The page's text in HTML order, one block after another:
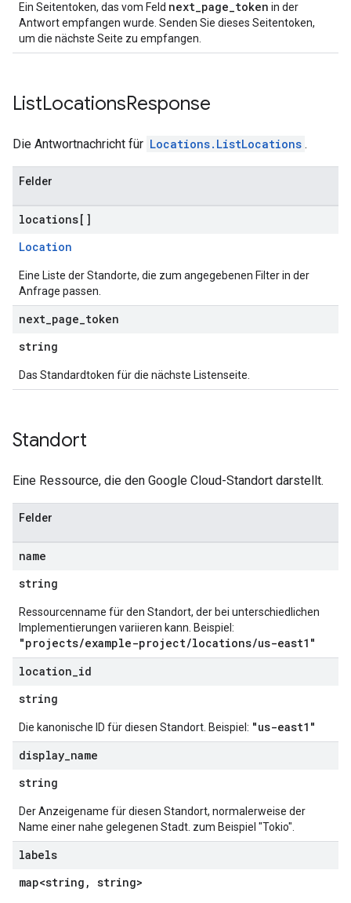
Ein Seitentoken, das vom Feld next_page_token in der
Antwort empfangen wurde. Senden Sie dieses Seitentoken,
um die nächste Seite zu empfangen.
ListLocationsResponse
Die Antwortnachricht für Locations.ListLocations .
Felder
locations[]
Location
Eine Liste der Standorte, die zum angegebenen Filter in der
Anfrage passen.
next page token
string
Das Standardtoken für die nächste Listenseite.
Standort
Eine Ressource, die den Google Cloud-Standort darstellt.
Felder
name
string
Ressourcenname für den Standort, der bei unterschiedlichen
Implementierungen variieren kann. Beispiel:
"projects/example-project/locations/us-east1"
location id
string
Die kanonische ID für diesen Standort. Beispiel: "us-east1"
display name
string
Der Anzeigename für diesen Standort, normalerweise der
Name einer nahe gelegenen Stadt. zum Beispiel "Tokio".
labels
map<string, string>